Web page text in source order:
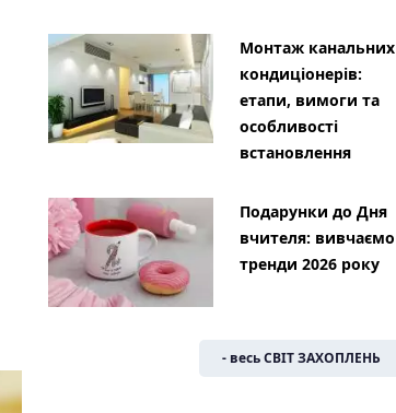
Монтаж канальних
кондиціонерів:
етапи, вимоги та
особливості
встановлення
Подарунки до Дня
вчителя: вивчаємо
тренди 2026 року
- весь СВІТ ЗАХОПЛЕНЬ